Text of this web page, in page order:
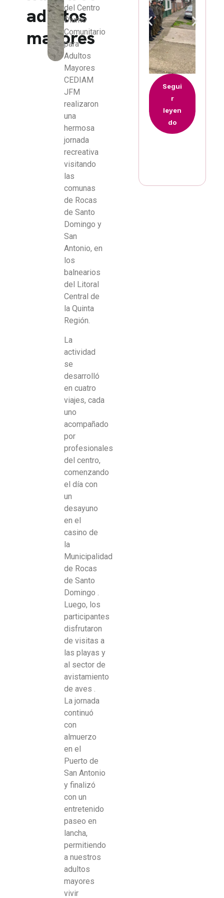
adultos
mayores
del Centro
Diurno
Comunitario
para
Adultos
Mayores
CEDIAM
JFM
realizaron
una
hermosa
jornada
recreativa
visitando
las
comunas
de Rocas
de Santo
Domingo y
San
Antonio, en
los
balnearios
del Litoral
Central de
la Quinta
Región.
La
actividad
se
desarrolló
en cuatro
viajes, cada
uno
acompañado
por
profesionales
del centro,
comenzando
el día con
un
desayuno
en el
casino de
la
Municipalidad
de Rocas
de Santo
Domingo .
Luego, los
participantes
disfrutaron
de visitas a
las playas y
al sector de
avistamiento
de aves .
La jornada
continuó
con
almuerzo
en el
Puerto de
San Antonio
y finalizó
con un
entretenido
paseo en
lancha,
permitiendo
a nuestros
adultos
mayores
vivir
Segui
r
leyen
do